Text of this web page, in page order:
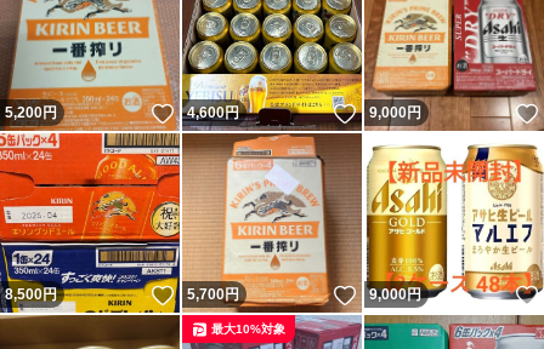
5,200円 いいね！
4,600円 いいね！
9,000円
8,500円 いいね！
5,700円 いいね！
9,000円
最大10%対象